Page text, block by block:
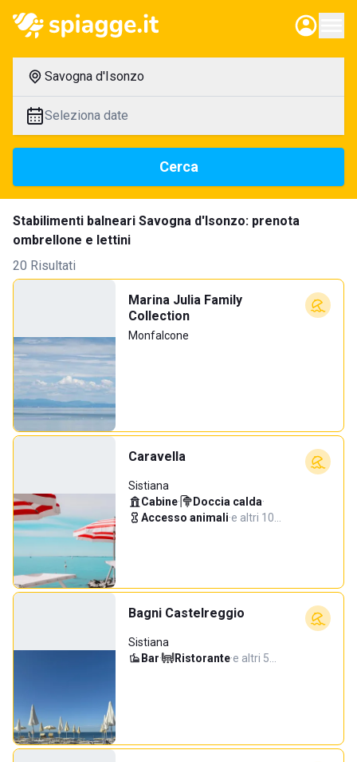
Savogna d'Isonzo
Seleziona date
Cerca
Stabilimenti balneari Savogna d'Isonzo: prenota
ombrellone e lettini
20 Risultati
Marina Julia Family
Collection
Monfalcone
Caravella
Sistiana
Cabine· Doccia calda·
Accesso animali·e altri 10…
Bagni Castelreggio
Sistiana
Bar· Ristorante·e altri 5…